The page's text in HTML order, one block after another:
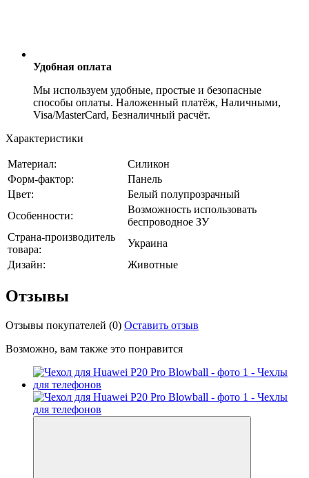
Удобная оплата
Мы используем удобные, простые и безопасные
способы оплаты. Наложенный платёж, Наличными,
Visa/MasterCard, Безналичный расчёт.
Характеристики
Материал:
Силикон
Форм-фактор:
Панель
Цвет:
Белый полупрозрачный
Особенности:
Возможность использовать
беспроводное ЗУ
Страна-производитель
товара:
Украина
Дизайн:
Животные
Отзывы
Отзывы покупателей (0) Оставить отзыв
Возможно, вам также это понравится